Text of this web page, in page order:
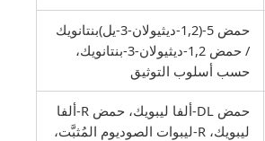
حمض 5-(1,2-ديثيولان-3-يل)بنتانويك
/ حمض 1,2-ديثيولان-3-بنتانويك،
حسب أسلوب التوثيق
حمض DL-ألفا ليبويك، حمض R-ألفا
ليبويك، R-ليبوات الصوديوم المُثبَّت،